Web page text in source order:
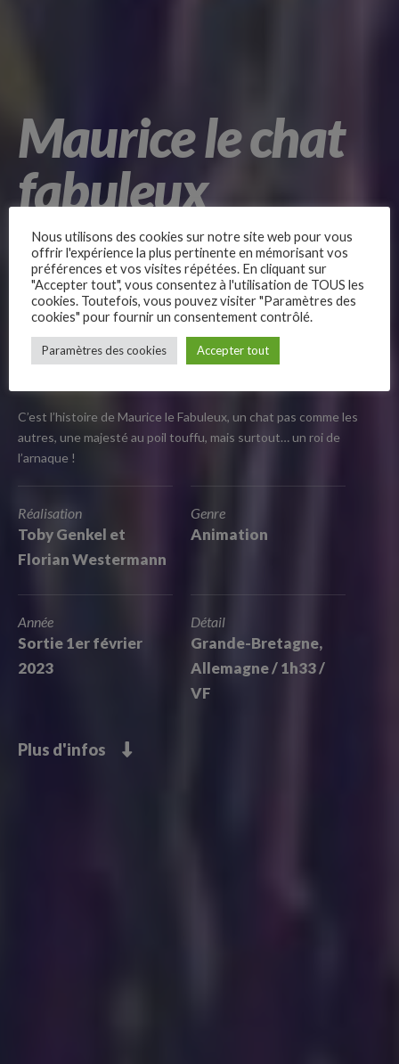
Follow Us
Maurice le chat
fabuleux
Quelles histoires extraordinaires vivent nos amis à poils
quand nous quittons la maison ? Pour le savoir, glissons-
nous dans la peau d’un chat ! Et pas n’importe lequel …
C’est l’histoire de Maurice le Fabuleux, un chat pas comme les
autres, une majesté au poil touffu, mais surtout… un roi de
l’arnaque !
Réalisation
Toby Genkel et
Florian Westermann
Genre
Animation
Année
Sortie 1er février
2023
Détail
Grande-Bretagne,
Allemagne / 1h33 /
VF
Plus d'infos
Nous utilisons des cookies sur notre site web pour vous
offrir l'expérience la plus pertinente en mémorisant vos
préférences et vos visites répétées. En cliquant sur
"Accepter tout", vous consentez à l'utilisation de TOUS les
cookies. Toutefois, vous pouvez visiter "Paramètres des
cookies" pour fournir un consentement contrôlé.
Paramètres des cookies Accepter tout